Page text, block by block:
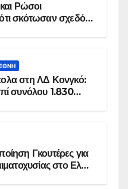
Ρώσοι
σκότωσαν σχεδόν
στη ΛΔ Κονγκό:
συνόλου 1.830
Γκουτέρες για
στο Ελ